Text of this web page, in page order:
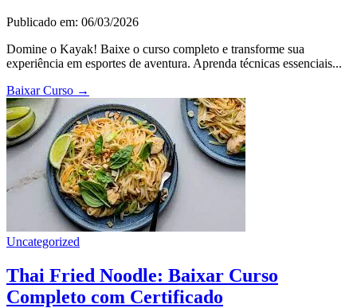
Publicado em: 06/03/2026
Domine o Kayak! Baixe o curso completo e transforme sua
experiência em esportes de aventura. Aprenda técnicas essenciais...
Baixar Curso →
Uncategorized
Thai Fried Noodle: Baixar Curso
Completo com Certificado